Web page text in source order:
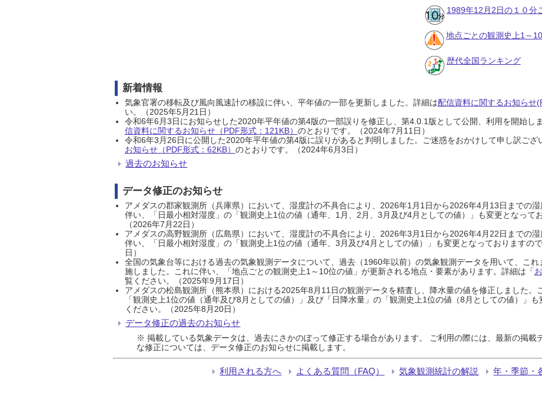
1989年12月2日の１０分
地点ごとの観測史上1～
歴代全国ランキング
新着情報
気象官署の移転及び風向風速計の移設に伴い、平年値の一部を更新しました。詳細は配信資料に関するお知らせ
い。（2025年5月21日）
令和6年6月3日にお知らせした2020年平年値の第4版の一部誤りを修正し、第4.0.1版として公開、利用を開始し
信資料に関するお知らせ（PDF形式：121KB） のとおりです。（2024年7月11日）
令和6年3月26日に公開した2020年平年値の第4版に誤りがあると判明しました。ご迷惑をおかけして申し訳ござ
お知らせ（PDF形式：62KB） のとおりです。（2024年6月3日）
過去のお知らせ
データ修正のお知らせ
アメダスの郡家観測所（兵庫県）において、湿度計の不具合により、2026年1月1日から2026年4月13日までの
伴い、「日最小相対湿度」の「観測史上1位の値（通年、1月、2月、3月及び4月としての値）」も変更となって
（2026年7月22日）
アメダスの高野観測所（広島県）において、湿度計の不具合により、2026年3月1日から2026年4月22日までの
伴い、「日最小相対湿度」の「観測史上1位の値（通年、3月及び4月としての値）」も変更となっておりますの
日）
全国の気象台等における過去の気象観測データについて、過去（1960年以前）の気象観測データを用いて、こ
施しました。これに伴い、「地点ごとの観測史上1～10位の値」が更新される地点・要素があります。詳細は「
覧ください。（2025年9月17日）
アメダスの松島観測所（熊本県）における2025年8月11日の観測データを精査し、降水量の値を修正しました。
「観測史上1位の値（通年及び8月としての値）」及び「日降水量」の「観測史上1位の値（8月としての値）」
ください。（2025年8月20日）
データ修正の過去のお知らせ
※ 掲載している気象データは、過去にさかのぼって修正する場合があります。 ご利用の際には、最新の掲載
な修正については、データ修正のお知らせに掲載します。
利用される方へ よくある質問（FAQ） 気象観測統計の解説 年・季節・